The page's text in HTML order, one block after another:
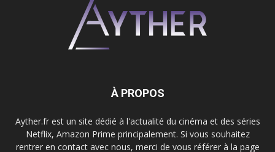
À PROPOS
Ayther.fr est un site dédié à l'actualité du cinéma et des séries
Netflix, Amazon Prime principalement. Si vous souhaitez
rentrer en contact avec nous, merci de vous référer à la page